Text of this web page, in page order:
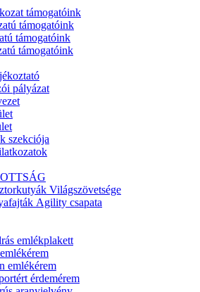
támogatóink
támogatóink
támogatóink
támogatóink
pályázat
szekciója
Világszövetsége
Agility csapata
emlékplakett
emlékérem
érdemérem